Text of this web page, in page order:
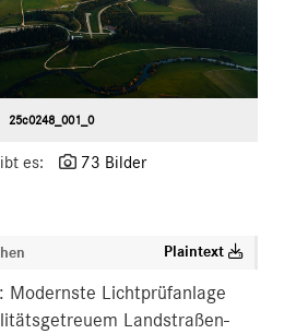
25c0248_001_0
es:
73 Bilder
Plaintext
Modernste Lichtprüfanlage
Landstraßen-